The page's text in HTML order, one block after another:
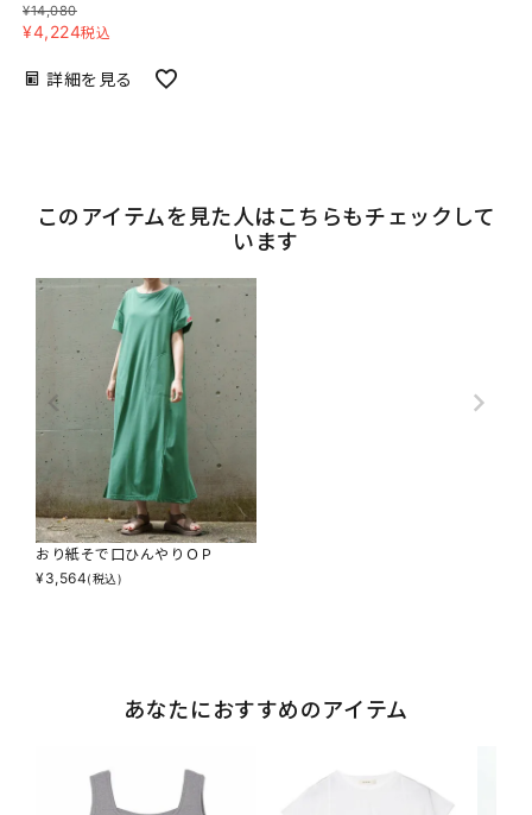
¥14,080
¥4,224税込
詳細を見る
このアイテムを見た人はこちらもチェックして
います
おり紙そで口ひんやりＯＰ
¥3,564(税込)
あなたにおすすめのアイテム